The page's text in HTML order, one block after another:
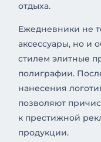
отдыха.
Ежедневники не
аксессуары, но
стилем элитные
полиграфии.
нанесения
позволяют
к престижной
продукции.